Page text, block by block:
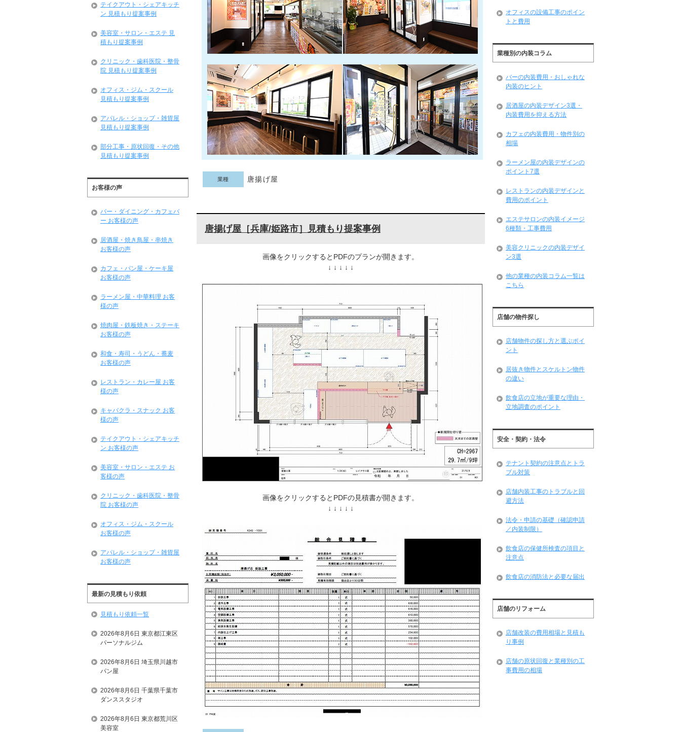
業種 唐揚げ屋
唐揚げ屋［兵庫/姫路市］見積もり提案事例
画像をクリックするとPDFのプランが開きます。
↓ ↓ ↓ ↓ ↓
画像をクリックするとPDFの見積書が開きます。
↓ ↓ ↓ ↓ ↓
テイクアウト・シェアキッチ
ン 見積もり提案事例
美容室・サロン・エステ 見
積もり提案事例
クリニック・歯科医院・整骨
院 見積もり提案事例
オフィス・ジム・スクール
見積もり提案事例
アパレル・ショップ・雑貨屋
見積もり提案事例
部分工事・原状回復・その他
見積もり提案事例
お客様の声
バー・ダイニング・カフェバ
ー お客様の声
居酒屋・焼き鳥屋・串焼き
お客様の声
カフェ・パン屋・ケーキ屋
お客様の声
ラーメン屋・中華料理 お客
様の声
焼肉屋・鉄板焼き・ステーキ
お客様の声
和食・寿司・うどん・蕎麦
お客様の声
レストラン・カレー屋 お客
様の声
キャバクラ・スナック お客
様の声
テイクアウト・シェアキッチ
ン お客様の声
美容室・サロン・エステ お
客様の声
クリニック・歯科医院・整骨
院 お客様の声
オフィス・ジム・スクール
お客様の声
アパレル・ショップ・雑貨屋
お客様の声
最新の見積もり依頼
見積もり依頼一覧
2026年8月6日 東京都江東区
パーソナルジム
2026年8月6日 埼玉県川越市
パン屋
2026年8月6日 千葉県千葉市
ダンススタジオ
2026年8月6日 東京都荒川区
美容室
オフィスの設備工事のポイン
トと費用
業種別の内装コラム
バーの内装費用・おしゃれな
内装のヒント
居酒屋の内装デザイン3選・
内装費用を抑える方法
カフェの内装費用・物件別の
相場
ラーメン屋の内装デザインの
ポイント7選
レストランの内装デザインと
費用のポイント
エステサロンの内装イメージ
6種類・工事費用
美容クリニックの内装デザイ
ン3選
他の業種の内装コラム一覧は
こちら
店舗の物件探し
店舗物件の探し方と選ぶポイ
ント
居抜き物件とスケルトン物件
の違い
飲食店の立地が重要な理由・
立地調査のポイント
安全・契約・法令
テナント契約の注意点とトラ
ブル対策
店舗内装工事のトラブルと回
避方法
法令・申請の基礎（確認申請
／内装制限）
飲食店の保健所検査の項目と
注意点
飲食店の消防法と必要な届出
店舗のリフォーム
店舗改装の費用相場と見積も
り事例
店舗の原状回復と業種別の工
事費用の相場